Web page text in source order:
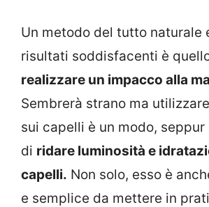
Un metodo del tutto naturale
risultati soddisfacenti è
realizzare un impacco alla
Sembrerà strano ma
sui capelli è un modo,
di ridare luminosità e
capelli. Non solo, esso è
e semplice da mettere in